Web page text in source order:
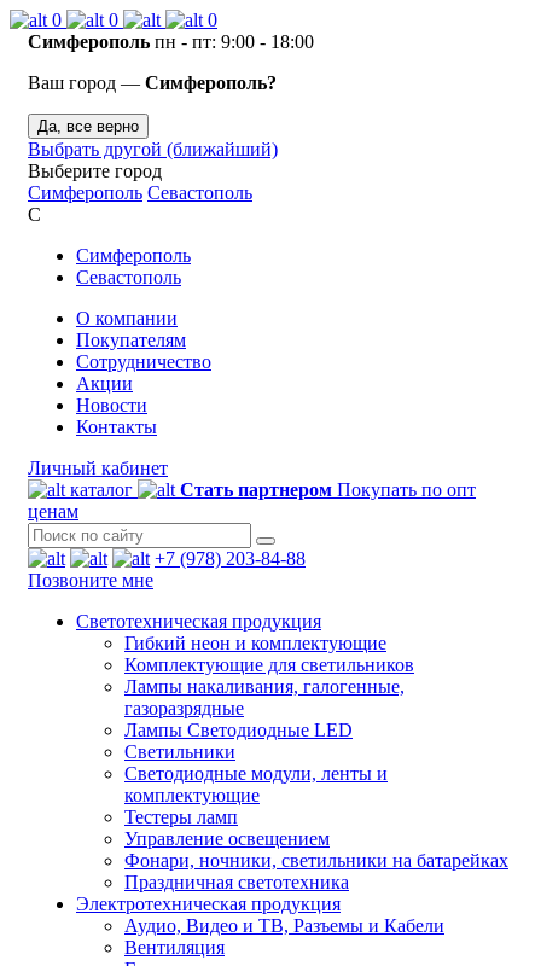
0 0
0
Симферополь пн - пт: 9:00 - 18:00
Ваш город — Симферополь?
Да, все верно
Выбрать другой (ближайший)
Выберите город
Симферополь Севастополь
С
Симферополь
Севастополь
О компании
Покупателям
Сотрудничество
Акции
Новости
Контакты
Личный кабинет
каталог
Стать партнером Покупать по опт
ценам
+7 (978) 203-84-88
Позвоните мне
Светотехническая продукция
Гибкий неон и комплектующие
Комплектующие для светильников
Лампы накаливания, галогенные,
газоразрядные
Лампы Светодиодные LED
Светильники
Светодиодные модули, ленты и
комплектующие
Тестеры ламп
Управление освещением
Фонари, ночники, светильники на батарейках
Праздничная светотехника
Электротехническая продукция
Аудио, Видео и ТВ, Разъемы и Кабели
Вентиляция